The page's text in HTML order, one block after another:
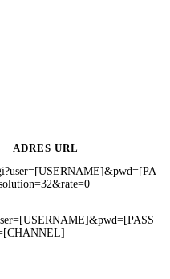
ADRES URL